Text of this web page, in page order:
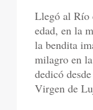
Llegó al Río
edad, en la
la bendita
milagro en
dedicó
Virgen de